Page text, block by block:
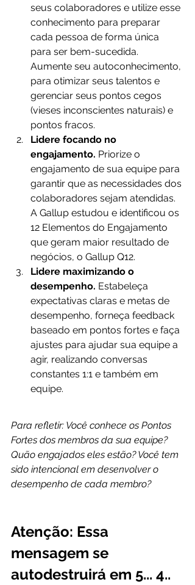
seus colaboradores e utilize esse
conhecimento para preparar
cada pessoa de forma única
para ser bem-sucedida.
Aumente seu autoconhecimento,
para otimizar seus talentos e
gerenciar seus pontos cegos
(vieses inconscientes naturais) e
pontos fracos.
Lidere focando no
engajamento. Priorize o
engajamento de sua equipe para
garantir que as necessidades dos
colaboradores sejam atendidas.
A Gallup estudou e identificou os
12 Elementos do Engajamento
que geram maior resultado de
negócios, o Gallup Q12.
Lidere maximizando o
desempenho. Estabeleça
expectativas claras e metas de
desempenho, forneça feedback
baseado em pontos fortes e faça
ajustes para ajudar sua equipe a
agir, realizando conversas
constantes 1:1 e também em
equipe.
Para refletir: Você conhece os Pontos
Fortes dos membros da sua equipe?
Quão engajados eles estão? Você tem
sido intencional em desenvolver o
desempenho de cada membro?
Atenção: Essa
mensagem se
autodestruirá em 5... 4..